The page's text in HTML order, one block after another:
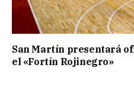
San Martín presentará
el «Fortín Rojinegro»